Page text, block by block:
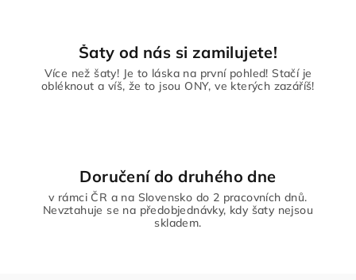
Šaty od nás si zamilujete!
Více než šaty! Je to láska na první pohled! Stačí je
obléknout a víš, že to jsou ONY, ve kterých zazáříš!
Doručení do druhého dne
v rámci ČR a na Slovensko do 2 pracovních dnů.
Nevztahuje se na předobjednávky, kdy šaty nejsou
skladem.